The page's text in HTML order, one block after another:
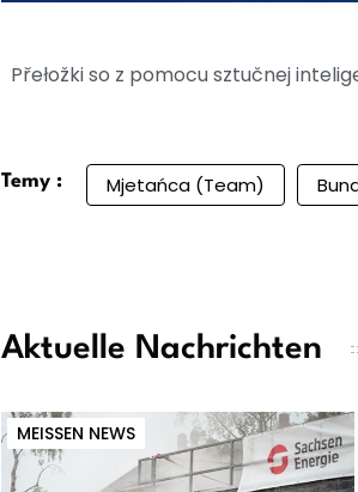
Přełožki so z pomocu sztučnej
Temy : Mjetańca (Team)
Aktuelle Nachrichten
MEISSEN NEWS